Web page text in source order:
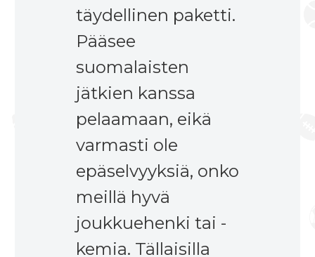
täydellinen paketti.
Pääsee
suomalaisten
jätkien kanssa
pelaamaan, eikä
varmasti ole
epäselvyyksiä, onko
meillä hyvä
joukkuehenki tai -
kemia. Tällaisilla